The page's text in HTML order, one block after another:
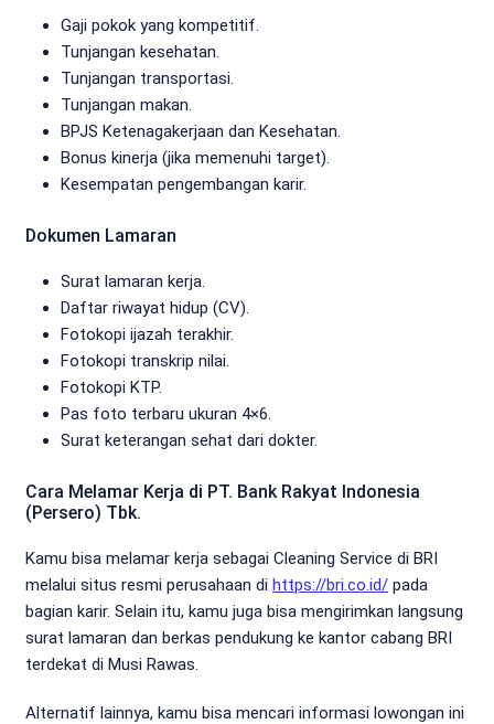
Gaji pokok yang kompetitif.
Tunjangan kesehatan.
Tunjangan transportasi.
Tunjangan makan.
BPJS Ketenagakerjaan dan Kesehatan.
Bonus kinerja (jika memenuhi target).
Kesempatan pengembangan karir.
Dokumen Lamaran
Surat lamaran kerja.
Daftar riwayat hidup (CV).
Fotokopi ijazah terakhir.
Fotokopi transkrip nilai.
Fotokopi KTP.
Pas foto terbaru ukuran 4×6.
Surat keterangan sehat dari dokter.
Cara Melamar Kerja di PT. Bank Rakyat Indonesia
(Persero) Tbk.
Kamu bisa melamar kerja sebagai Cleaning Service di BRI
melalui situs resmi perusahaan di https://bri.co.id/ pada
bagian karir. Selain itu, kamu juga bisa mengirimkan langsung
surat lamaran dan berkas pendukung ke kantor cabang BRI
terdekat di Musi Rawas.
Alternatif lainnya, kamu bisa mencari informasi lowongan ini